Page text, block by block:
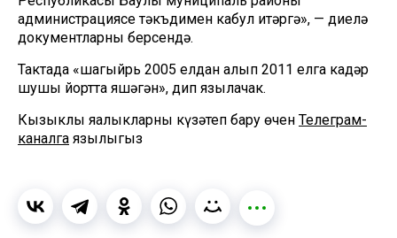
администрациясе тәкъдимен кабул итәргә», — диелә
документларның берсендә.
Тактада «шагыйрь 2005 елдан алып 2011 елга кадәр
шушы йортта яшәгән», дип язылачак.
Кызыклы яңалыкларны күзәтеп бару өчен Телеграм-
каналга язылыгыз